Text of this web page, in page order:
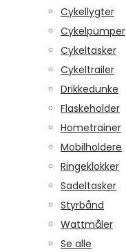
Cykellygter
Cykelpumper
Cykeltasker
Cykeltrailer
Drikkedunke
Flaskeholder
Hometrainer
Mobilholdere
Ringeklokker
Sadeltasker
Styrbånd
Wattmåler
Se alle